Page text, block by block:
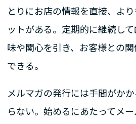
とりにお店の情報を直接、よ
ットがある。定期的に継続し
味や関心を引き、お客様との
できる。
メルマガの発行には手間がか
らない。始めるにあたってメ